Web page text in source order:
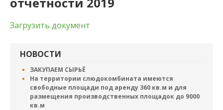
Загрузить документ
НОВОСТИ
ЗАКУПАЕМ СЫРЬЁ
На территории слюдокомбината имеются
свободные площади под аренду 360 кв.м и для
размещения производственных площадок до 9000
кв.м